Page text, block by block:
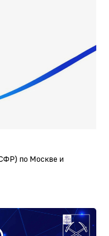
по Москве и